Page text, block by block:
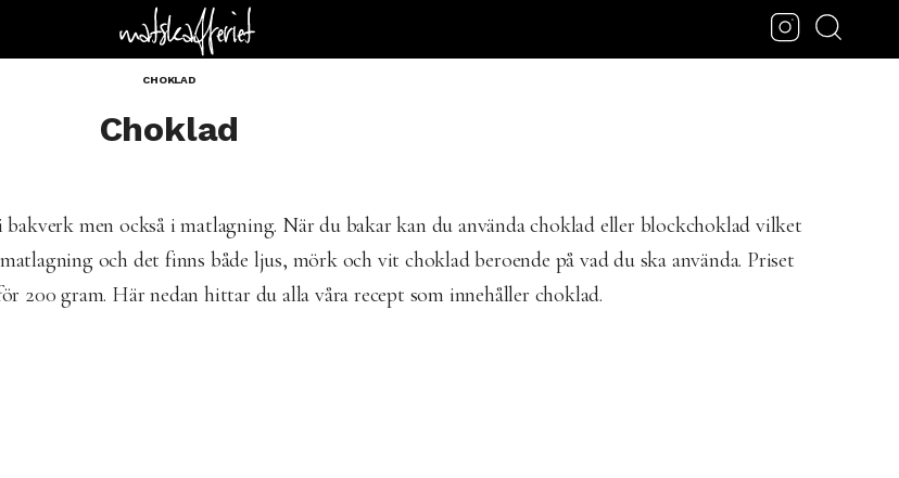
CHOKLAD
Choklad
men också i matlagning. När du bakar kan du använda choklad eller blockchoklad vilket
och det finns både ljus, mörk och vit choklad beroende på vad du ska använda. Priset
200 gram. Här nedan hittar du alla våra recept som innehåller choklad.